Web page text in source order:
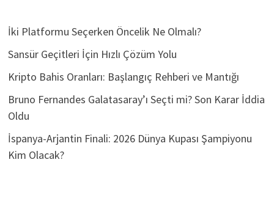
İki Platformu Seçerken Öncelik Ne Olmalı?
Sansür Geçitleri İçin Hızlı Çözüm Yolu
Kripto Bahis Oranları: Başlangıç Rehberi ve Mantığı
Bruno Fernandes Galatasaray’ı Seçti mi? Son Karar İddia
Oldu
İspanya-Arjantin Finali: 2026 Dünya Kupası Şampiyonu
Kim Olacak?